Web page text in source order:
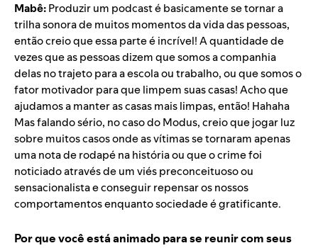
Mabê:Produzir um podcast é basicamente se tornar a
trilha sonora de muitos momentos da vida das pessoas,
então creio que essa parte é incrível! A quantidade de
vezes que as pessoas dizem que somos a companhia
delas no trajeto para a escola ou trabalho, ou que somos o
fator motivador para que limpem suas casas! Acho que
ajudamos a manter as casas mais limpas, então! Hahaha
Mas falando sério, no caso do Modus, creio que jogar luz
sobre muitos casos onde as vítimas se tornaram apenas
uma nota de rodapé na história ou que o crime foi
noticiado através de um viés preconceituoso ou
sensacionalista e conseguir repensar os nossos
comportamentos enquanto sociedade é gratificante.
Por que você está animado para se reunir com seus